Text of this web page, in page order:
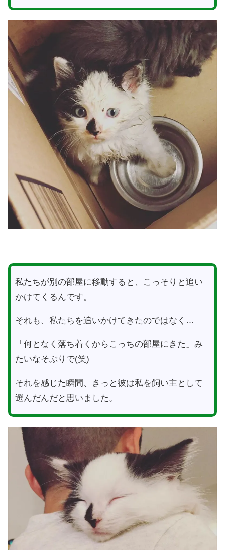
私たちが別の部屋に移動すると、こっそりと追い
かけてくるんです。
それも、私たちを追いかけてきたのではなく…
「何となく落ち着くからこっちの部屋にきた」み
たいなそぶりで(笑)
それを感じた瞬間、きっと彼は私を飼い主として
選んだんだと思いました。